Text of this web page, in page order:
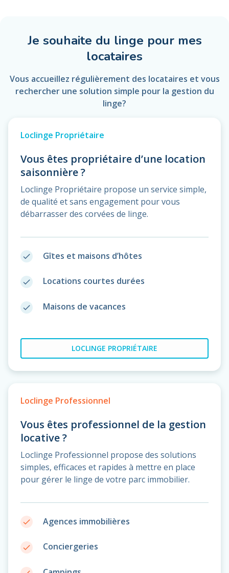
Je souhaite du linge pour mes
locataires
Vous accueillez régulièrement des locataires et vous
rechercher une solution simple pour la gestion du
linge?
Loclinge Propriétaire
Vous êtes propriétaire d’une location
saisonnière ?
Loclinge Propriétaire propose un service simple,
de qualité et sans engagement pour vous
débarrasser des corvées de linge.
done Gîtes et maisons d’hôtes
done Locations courtes durées
done Maisons de vacances
LOCLINGE PROPRIÉTAIRE
Loclinge Professionnel
Vous êtes professionnel de la gestion
locative ?
Loclinge Professionnel propose des solutions
simples, efficaces et rapides à mettre en place
pour gérer le linge de votre parc immobilier.
done Agences immobilières
done Conciergeries